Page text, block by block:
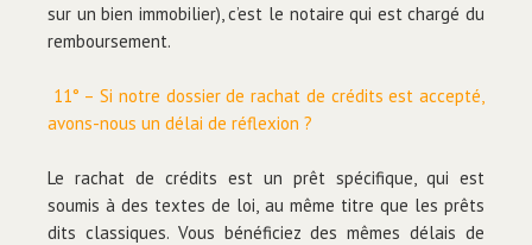
sur un bien immobilier), c’est le notaire qui est chargé du
remboursement.
11° – Si notre dossier de rachat de crédits est accepté,
avons-nous un délai de réflexion ?
Le rachat de crédits est un prêt spécifique, qui est
soumis à des textes de loi, au même titre que les prêts
dits classiques. Vous bénéficiez des mêmes délais de